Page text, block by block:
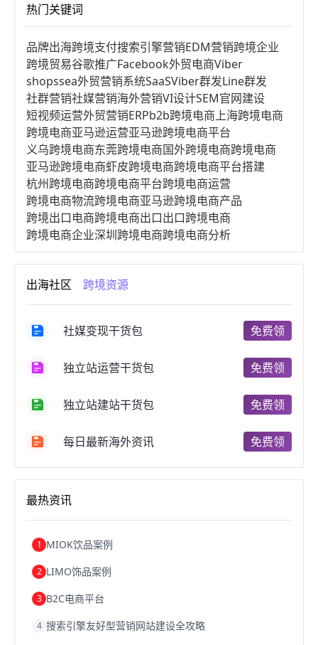
热门关键词
品牌出海跨境支付搜索引擎营销EDM营销跨境企业
跨境贸易谷歌推广Facebook外贸电商Viber
shopssea外贸营销系统SaaSViber群发Line群发
社群营销社媒营销海外营销VI设计SEM官网建设
短视频运营外贸营销ERPb2b跨境电商上海跨境电商
跨境电商亚马逊运营亚马逊跨境电商平台
义乌跨境电商东莞跨境电商国外跨境电商跨境电商
亚马逊跨境电商虾皮跨境电商跨境电商平台搭建
杭州跨境电商跨境电商平台跨境电商运营
跨境电商物流跨境电商亚马逊跨境电商产品
跨境出口电商跨境电商出口出口跨境电商
跨境电商企业深圳跨境电商跨境电商分析
进口跨境电商跨境电商服务广州跨境电商
跨境电商市场跨境电商创业跨境电商注册
跨境电商开店跨境电商营销
跨境电商商品个人跨境电商跨境电商案例
郑州跨境电商跨境电商趋势
跨境电商费用美国跨境电商
天津跨境电商东南亚跨境电商
跨境电商b2b阿里巴巴跨境电商
跨境电商关税
跨境电商建站
浙江跨境电商宁波跨境电商跨境电商的模式
跨境电商优势跨境电商的优势
出海社区 跨境资源
社媒变现干货包 免费领
独立站运营干货包 免费领
独立站建站干货包 免费领
每日最新海外资讯 免费领
最热资讯
1 MIOK饮品案例
2 LIMO饰品案例
3 B2C电商平台
4 搜索引擎友好型营销网站建设全攻略